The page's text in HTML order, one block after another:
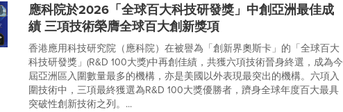
應科院於2026「全球百大科技研發獎」中創亞洲最佳成
績 三項技術榮膺全球百大創新獎項
香港應用科技研究院（應科院）在被譽為「創新界奧斯卡」的「全球百大
科技研發獎」(R&D 100大獎)中再創佳績，共獲六項技術晉身終選，成為今
屆亞洲區入圍數量最多的機構，亦是美國以外表現最突出的機構。六項入
圍技術中，三項最終獲選為R&D 100大獎優勝者，躋身全球年度百大最具
突破性創新技術之列。...